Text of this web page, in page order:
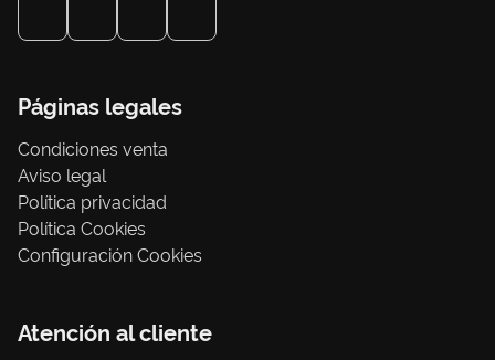
Páginas legales
Condiciones venta
Aviso legal
Política privacidad
Política Cookies
Configuración Cookies
Atención al cliente